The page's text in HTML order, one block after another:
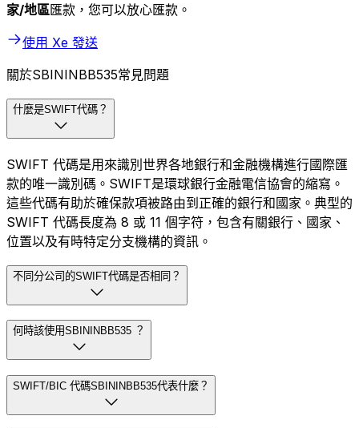
家/地區匯款，您可以放心匯款。
使用 Xe 發送
關於SBININBB535常見問題
什麼是SWIFT代碼？
SWIFT 代碼是用來識別世界各地銀行和金融機構進行國際匯
款的唯一識別碼。SWIFT是環球銀行金融電信協會的縮寫。
這些代碼有助於確保款項被路由到正確的銀行和國家。典型的
SWIFT 代碼長度為 8 或 11 個字符，包含有關銀行、國家、
位置以及有時特定分支機構的資訊。
不同分公司的SWIFT代碼是否相同？
何時該使用SBININBB535 ？
SWIFT/BIC 代碼SBININBB535代表什麼？